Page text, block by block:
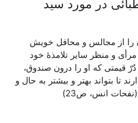
در مورد سید
را از مجالس و محافل خویش
و منظر سایر تلامذۀ خود
قیمتی که او را درون صندوق،
تا بتواند بهتر و بیشتر به حال و
انس، ص23)